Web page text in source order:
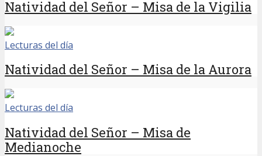
Natividad del Señor – Misa de la Vigilia
Lecturas del día
Natividad del Señor – Misa de la Aurora
Lecturas del día
Natividad del Señor – Misa de
Medianoche